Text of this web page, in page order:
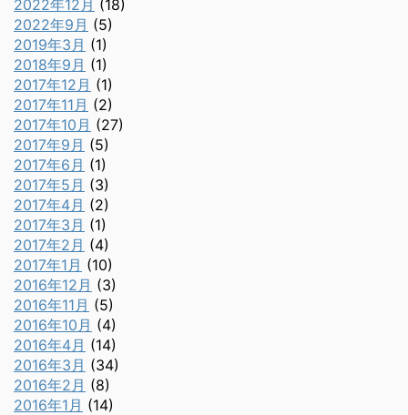
2022年12月 (18)
2022年9月 (5)
2019年3月 (1)
2018年9月 (1)
2017年12月 (1)
2017年11月 (2)
2017年10月 (27)
2017年9月 (5)
2017年6月 (1)
2017年5月 (3)
2017年4月 (2)
2017年3月 (1)
2017年2月 (4)
2017年1月 (10)
2016年12月 (3)
2016年11月 (5)
2016年10月 (4)
2016年4月 (14)
2016年3月 (34)
2016年2月 (8)
2016年1月 (14)